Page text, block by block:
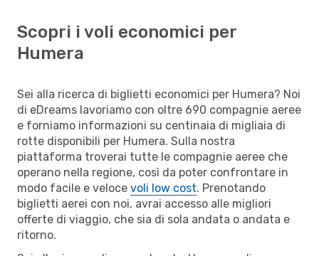
Scopri i voli economici per
Humera
Sei alla ricerca di biglietti economici per Humera? Noi
di eDreams lavoriamo con oltre 690 compagnie aeree
e forniamo informazioni su centinaia di migliaia di
rotte disponibili per Humera. Sulla nostra
piattaforma troverai tutte le compagnie aeree che
operano nella regione, così da poter confrontare in
modo facile e veloce voli low cost. Prenotando
biglietti aerei con noi, avrai accesso alle migliori
offerte di viaggio, che sia di sola andata o andata e
ritorno.